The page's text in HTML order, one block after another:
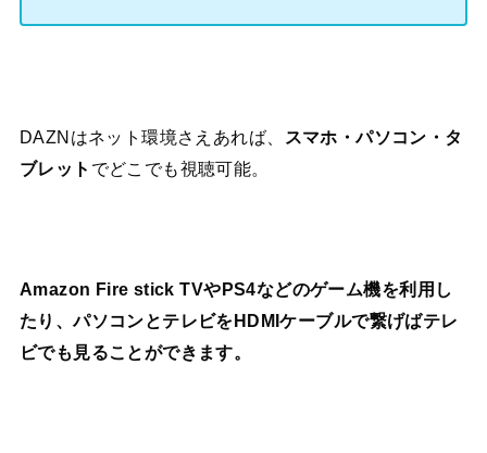
DAZNはネット環境さえあれば、
スマホ・パソコン・タ
ブレット でどこでも視聴可能。
Amazon Fire stick TVやPS4などのゲーム機を利用し
たり、パソコンとテレビをHDMIケーブルで繋げばテレ
ビでも見ることができます。